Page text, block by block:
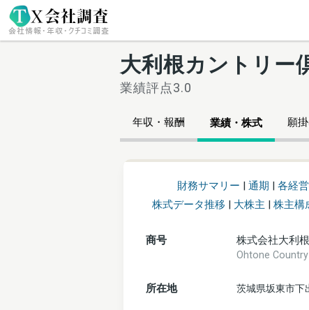
大利根カントリー
業績評点3.0
年収・報酬 業績・株式 願
財務サマリー | 通期 | 各経
株式データ推移 | 大株主 | 株主構
商号 株式会社大利
Ohtone
所在地 茨城県坂東市下